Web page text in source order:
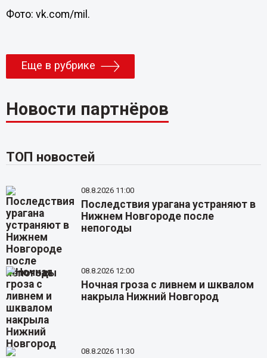
Фото: vk.com/mil.
Еще в рубрике
Новости партнёров
ТОП новостей
08.8.2026 11:00
Последствия урагана устраняют в
Нижнем Новгороде после
непогоды
08.8.2026 12:00
Ночная гроза с ливнем и шквалом
накрыла Нижний Новгород
08.8.2026 11:30